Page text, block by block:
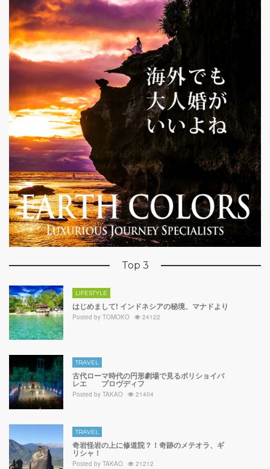
Top 3
LIFESTYLE
はじめまして! インドネシアの秘境、マナドより
Posted by TOMOKO 24122
TRAVEL
古代ローマ時代の円形劇場で見るボリショイバ
レエ プロヴディフ
Posted by TAKAO 21404
TRAVEL
奇岩怪岩の上に修道院？！奇跡のメテオラ、ギ
リシャ！
Posted by TAKAO 21212